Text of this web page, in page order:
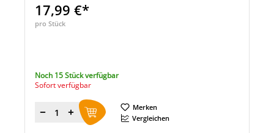
17,99 €*
pro Stück
Noch 15 Stück verfügbar
Sofort verfügbar
Menge
Merken
Vergleichen